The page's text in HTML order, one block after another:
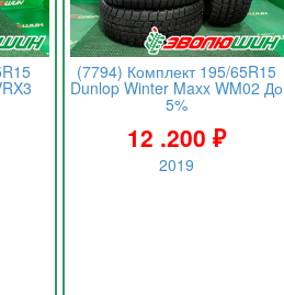
(7794) Комплект 195/65R15
Dunlop Winter Maxx WM02 До
5%
12 .200₽
2019